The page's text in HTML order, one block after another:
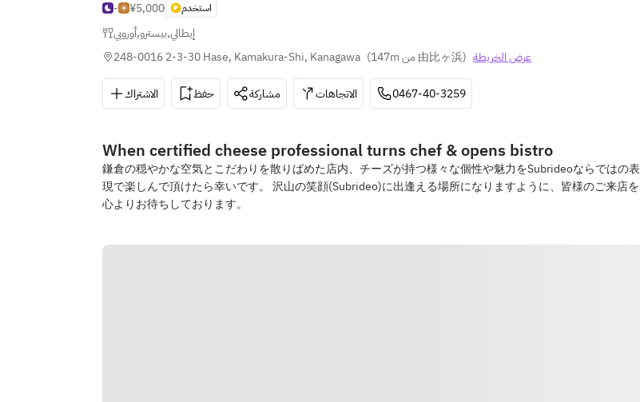
-
¥5,000 استخدم
أوروبي,بيسترو,إيطالي
248-0016 2-3-30 Hase, Kamakura-Shi, Kanagawa ( 147m من 由比ヶ浜) عرض الخريطة
الاشتراك حفظ مشاركة الاتجاهات 0467-40-3259
When certified cheese professional turns chef & opens bistro
鎌倉の穏やかな空気とこだわりを散りばめた店内、チーズが持つ様々な個性や魅力をSubrideoならではの表
現で楽しんで頂けたら幸いです。 沢山の笑顔(Subrideo)に出逢える場所になりますように、皆様のご来店を
心よりお待ちしております。